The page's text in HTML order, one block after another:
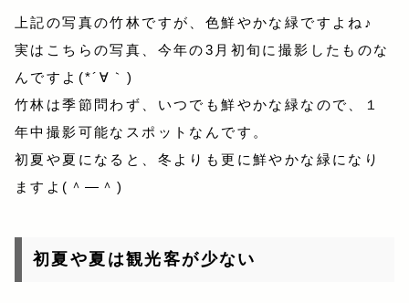
上記の写真の竹林ですが、色鮮やかな緑ですよね♪
実はこちらの写真、今年の3月初旬に撮影したものな
んですよ(*´∀｀)
竹林は季節問わず、いつでも鮮やかな緑なので、１
年中撮影可能なスポットなんです。
初夏や夏になると、冬よりも更に鮮やかな緑になり
ますよ(＾―＾)
初夏や夏は観光客が少ない